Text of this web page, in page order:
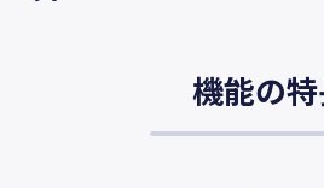
機能の